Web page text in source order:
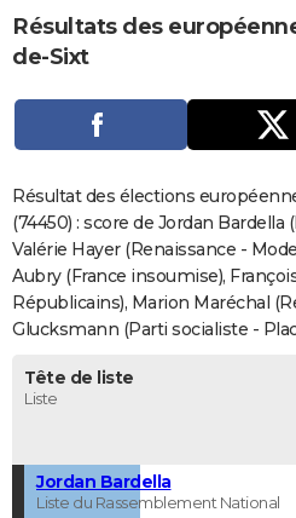
Carte de Noël
Carte Bonne année
Carte Saint-Valentin
Carte Pâques
Carte d'anniversaire
COPAINS D'AVANT
AVIS DE DÉCÈS
FORUM
Bricolage
Lifestyle
Culture
Sport
Auto
Television
Voyage
Cinema
Résultats des
de-Sixt
Résultat des élections
(74450) : score de Jordan
Valérie Hayer (Renaissance -
Aubry (France insoumise),
Républicains), Marion Maréchal
Glucksmann (Parti socialiste -
Tête de liste
Liste
Jordan Bardella
Liste du Rassemblement National